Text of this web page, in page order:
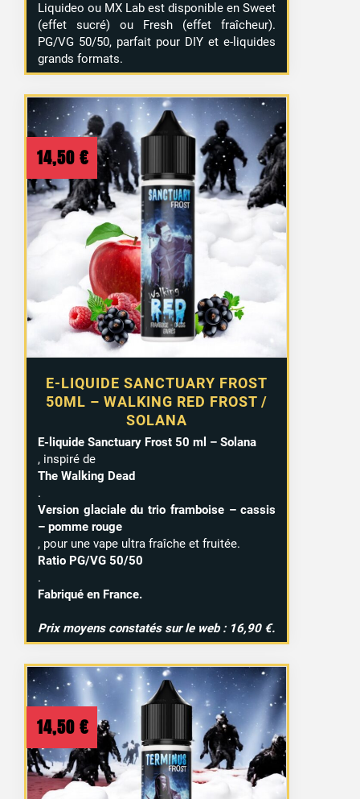
Liquideo ou MX Lab est disponible en Sweet
(effet sucré) ou Fresh (effet fraîcheur).
PG/VG 50/50, parfait pour DIY et e-liquides
grands formats.
E-LIQUIDE SANCTUARY FROST
50ML – WALKING RED FROST /
SOLANA
14,50 €
E-liquide Sanctuary Frost 50 ml – Solana
, inspiré de
The Walking Dead
.
Version glaciale du trio framboise – cassis
– pomme rouge
, pour une vape ultra fraîche et fruitée.
Ratio PG/VG 50/50
.
Fabriqué en France.
Prix moyens constatés sur le web : 16,90 €.
14,50 €